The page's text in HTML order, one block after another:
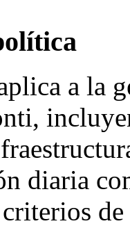
a la
diaria